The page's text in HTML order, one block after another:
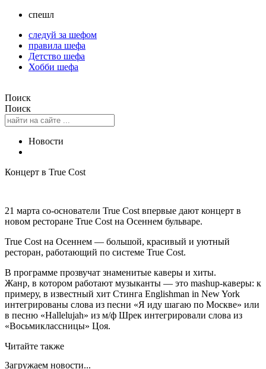
спешл
следуй за шефом
правила шефа
Детство шефа
Хобби шефа
Поиск
Поиск
Новости
Концерт в True Cost
21 марта со-основатели True Cost впервые дают концерт в
новом ресторане True Cost на Осеннем бульваре.
True Cost на Осеннем — большой, красивый и уютный
ресторан, работающий по системе True Cost.
В программе прозвучат знаменитые каверы и хиты.
Жанр, в котором работают музыканты — это mashup-каверы: к
примеру, в известный хит Стинга Englishman in New York
интегрированы слова из песни «Я иду шагаю по Москве» или
в песню «Hallelujah» из м/ф Шрек интегрировали слова из
«Восьмиклассницы» Цоя.
Читайте также
Загружаем новости...